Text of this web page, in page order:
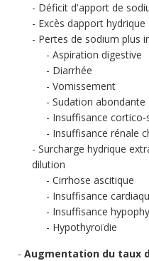
Déficit d'apport de
Excès dapport hydrique
Pertes de sodium plus
Aspiration digestive
Diarrhée
Vomissement
Sudation abondante
Insuffisance cortico-
Insuffisance rénale
Surcharge hydrique
dilution
Cirrhose ascitique
Insuffisance
Insuffisance
Hypothyroïdie
Augmentation du taux